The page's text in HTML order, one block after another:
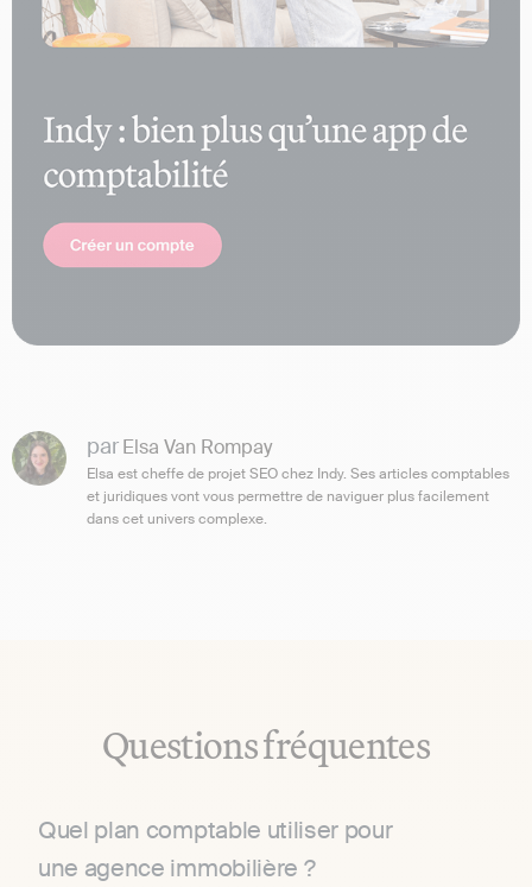
parElsa Van Rompay
Elsa est cheffe de projet SEO chez Indy. Ses articles comptables
et juridiques vont vous permettre de naviguer plus facilement
dans cet univers complexe.
Questions fréquentes
Quel plan comptable utiliser pour
une agence immobilière ?